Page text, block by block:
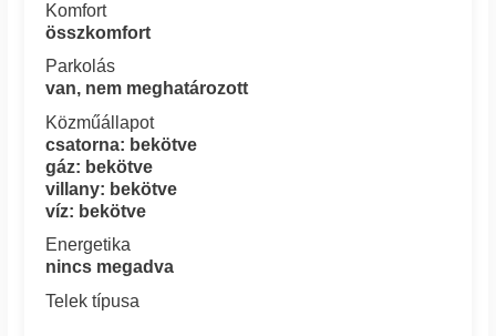
Komfort
összkomfort
Parkolás
van, nem meghatározott
Közműállapot
csatorna: bekötve
gáz: bekötve
villany: bekötve
víz: bekötve
Energetika
nincs megadva
Telek típusa